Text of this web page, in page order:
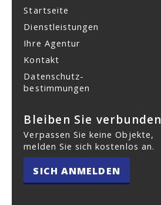
Startseite
Dienstleistungen
Ihre Agentur
Kontakt
Datenschutz­
bestimmungen
Bleiben Sie verbunden
Verpassen Sie keine Objekte,
melden Sie sich kostenlos an.
SICH ANMELDEN